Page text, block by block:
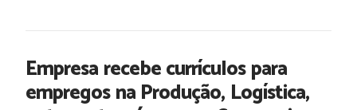
Empresa recebe currículos para
empregos na Produção, Logística,